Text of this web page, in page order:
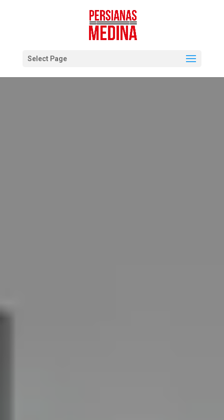
Select Page